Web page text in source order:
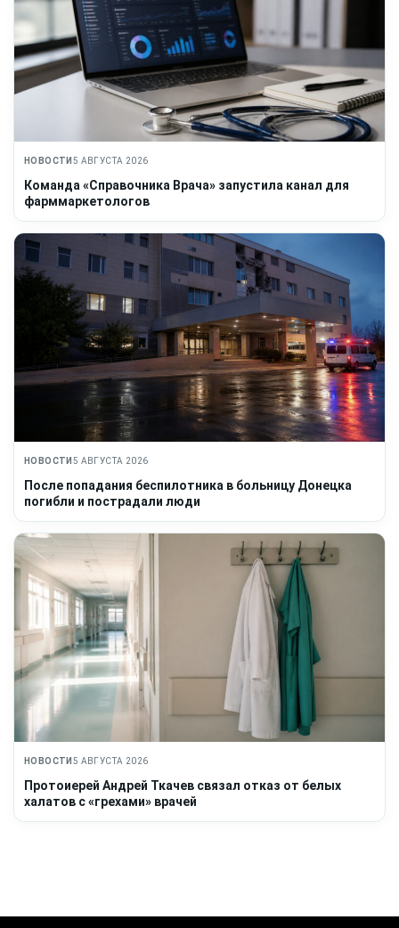
НОВОСТИ 5 АВГУСТА 2026
Команда «Справочника Врача» запустила канал для
фарммаркетологов
НОВОСТИ 5 АВГУСТА 2026
После попадания беспилотника в больницу Донецка
погибли и пострадали люди
НОВОСТИ 5 АВГУСТА 2026
Протоиерей Андрей Ткачев связал отказ от белых
халатов с «грехами» врачей